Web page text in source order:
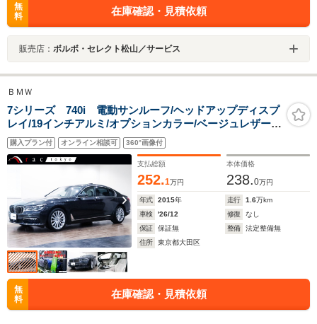
無
料
在庫確認・見積依頼
販売店： ボルボ・セレクト松山／サービス
ＢＭＷ
7シリーズ 740i 電動サンルーフ/ヘッドアップディスプ
レイ/19インチアルミ/オプションカラー/ベージュレザー/
クライメートコンフォートガラス/フロントベンチレーシ
ョン/前後シートヒーター/フロントマッサージ/車線変更警
告/TV/ACC
購入プラン付 オンライン相談可 360°画像付
支払総額
252.1万円
本体価格
238.0万円
年式 2015年 走行 1.6万km
車検
'26/12 修復
なし
保証
保証無 整備
法定整備無
住所
東京都大田区
無
料
在庫確認・見積依頼